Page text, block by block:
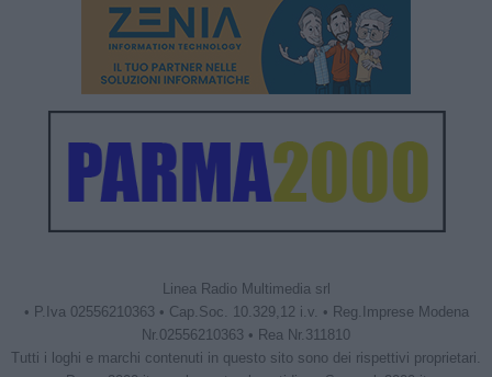
Linea Radio Multimedia srl
• P.Iva 02556210363 • Cap.Soc. 10.329,12 i.v. • Reg.Imprese Modena
Nr.02556210363 • Rea Nr.311810
Tutti i loghi e marchi contenuti in questo sito sono dei rispettivi proprietari.